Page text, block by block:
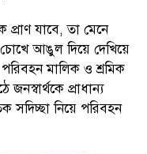
যাবে, তা মেনে
আঙুল দিয়ে দেখিয়ে
পরিবহন মালিক ও শ্রমিক
প্রাধান্য
সদিচ্ছা নিয়ে পরিবহন